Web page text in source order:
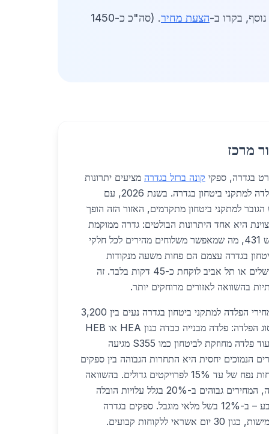
בקרו ב-הצעת מחיר . (סה"כ כ-1450
מרכז
בגדרה, ספקי קונה ברזל בגדרה מציעים יתרונות
משמעותיים לפרויקטים של פלדה למתקני ביטחון בגדרה. בשנת 2026, עם
למתקני ביטחון מתקדמים, האזור הזה הופך
היא אחד היתרונות הבולטים: גדרה ממוקמת
קרוב לכביש 6, כביש 4 וכביש 431, מה שמאפשר משלוחים מהירים לכל חלקי
בגדרה עצמם הם פחות משעה מנקודות
אספקה מרכזיות, והובלה לירושלים או תל אביב לוקחת כ-45 דקות בלבד. זה
בהשוואה לאזורים מרוחקים יותר.
לגבי מחירים, בשנת 2026, מחירי הפלדה למתקני ביטחון בגדרה נעים בין 3,200
ל-4,500 ש"ח לטון, תלוי בסוג הפלדה: פלדה מבנייה כבדה כגון HEA או HEB
עולה כ-3,800 ש"ח לטון, בעוד פלדה מחוזקת לביטחון כמו S355 מגיעה
הנמוכים יחסית היא התחרות הגבוהה בין ספקים
באזור המרכז, שמאפשרת הנחות נפח של עד 15% לפרויקטים גדולים. בהשוואה
ארצית, באזור הצפון כמו חיפה, המחירים גבוהים ב-20% בגלל עלויות הובלה
מוגברות, ובדרום כמו באר שבע – ב-12% בשל מלאי מוגבל. ספקים בגדרה
ללקוחות קבועים.